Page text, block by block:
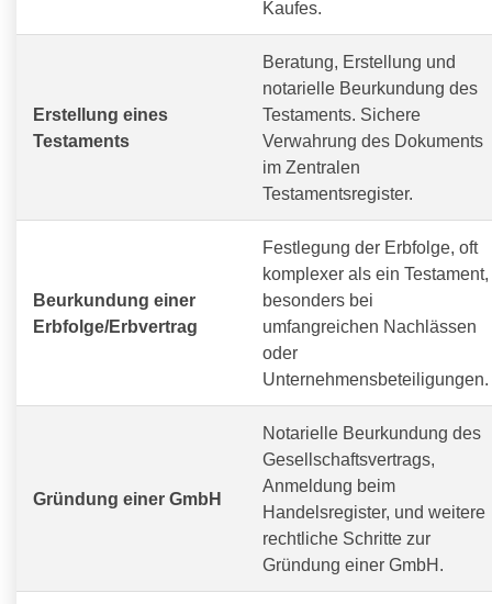
Kaufes.
Erstellung eines
Testaments
Beratung, Erstellung und
notarielle Beurkundung des
Testaments. Sichere
Verwahrung des Dokuments
im Zentralen
Testamentsregister.
Beurkundung einer
Erbfolge/Erbvertrag
Festlegung der Erbfolge, oft
komplexer als ein Testament,
besonders bei
umfangreichen Nachlässen
oder
Unternehmensbeteiligungen.
Gründung einer GmbH
Notarielle Beurkundung des
Gesellschaftsvertrags,
Anmeldung beim
Handelsregister, und weitere
rechtliche Schritte zur
Gründung einer GmbH.